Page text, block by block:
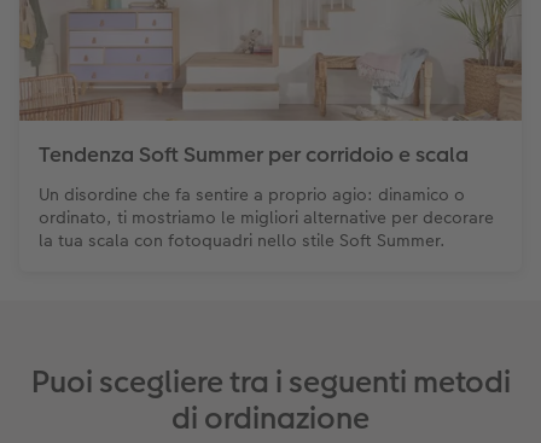
Tendenza Soft Summer per corridoio e scala
Un disordine che fa sentire a proprio agio: dinamico o
ordinato, ti mostriamo le migliori alternative per decorare
la tua scala con fotoquadri nello stile Soft Summer.
Puoi scegliere tra i seguenti metodi
di ordinazione